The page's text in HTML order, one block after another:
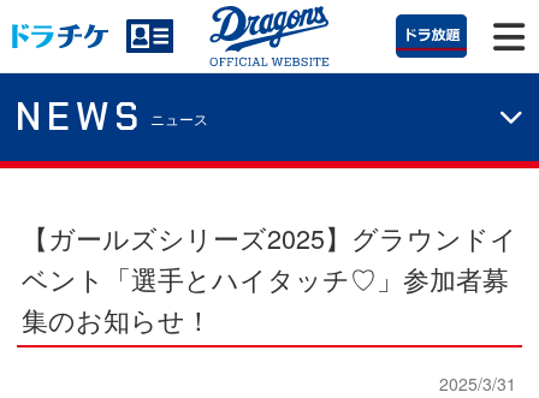
NEWS ニュース
【ガールズシリーズ2025】 グラウンドイ
ベント「選手とハイタッチ♡」参加者募
集のお知らせ！
2025/3/31